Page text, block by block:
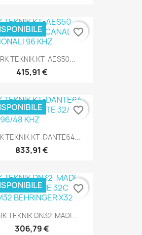
SOLO ONLINE
TEKNIK KT-AES50...
415,91 €
favorite_border
TEKNIK KT-DANTE64...
833,91 €
favorite_border
TEKNIK DN32-MADI...
306,79 €
favorite_border